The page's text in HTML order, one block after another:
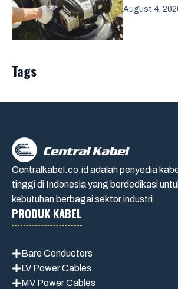
August 4,
Tags
Centralkabel.co.id adalah penyedia
tinggi di Indonesia yang berdedikasi
kebutuhan berbagai sektor industri.
PRODUK KABEL
Bare Conductors
LV Power Cables
MV Power Cables